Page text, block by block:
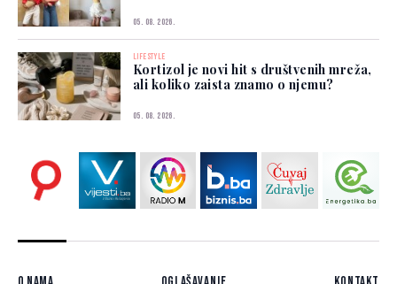
05. 08. 2026.
LIFESTYLE
Kortizol je novi hit s društvenih mreža,
ali koliko zaista znamo o njemu?
05. 08. 2026.